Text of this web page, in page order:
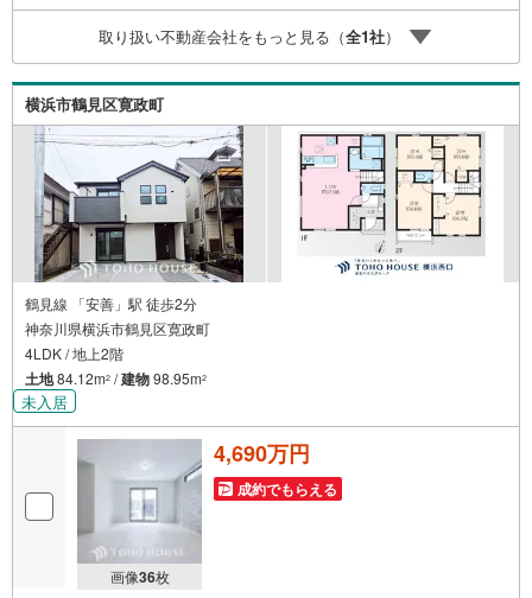
0.95％（変動金利）※上記金利は 2026年8月時点 のもので
あり、実際の適用金利は融資実行時のものとなります。金
利情勢により表記の返済額と異なる場合があります。ーー
ーーーーーーーーーーーーーーーーーーーーーーー
取り扱い不動産会社をもっと見る（全1社）
横浜市鶴見区寛政町
鶴見線 「安善」駅 徒歩2分
神奈川県横浜市鶴見区寛政町
4LDK / 地上2階
土地84.12m2 /建物98.95m2
未入居
画像36枚
4,690万円
成約でもらえる